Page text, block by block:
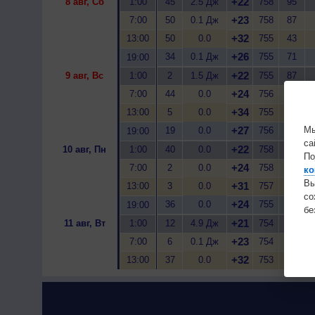
7:00
50 0.1 Дж +23 758 87
13:00
50 0.0 +32 755 43
19:00
34 0.1 Дж +26 755 71
9 авг, Вс
1:00 2 1.5 Дж +22 755 87
7:00
44 0.0 +24 756
13:00
5 0.0 +34 755
19:00
19 0.0 +27 756
10 авг, Пн
1:00 40 0.0 +22 758
7:00
2 0.0 +24 758
13:00
3 0.0 +31 757
19:00
36 0.0 +24 755
11 авг, Вт
1:00 12 4.9 Дж +21 754
7:00
6 0.1 Дж +23 754
13:00
37 0.0 +32 753